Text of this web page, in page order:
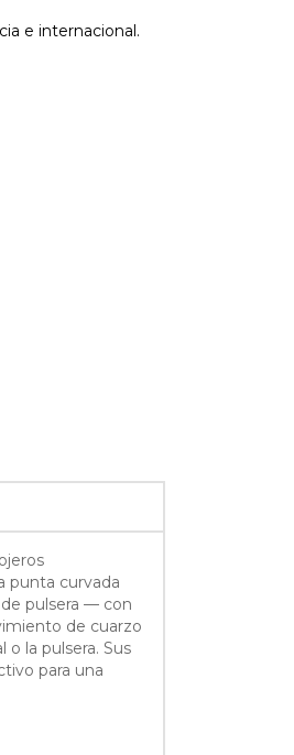
e internacional.
punta curvada
pulsera — con
de cuarzo
la pulsera. Sus
para una